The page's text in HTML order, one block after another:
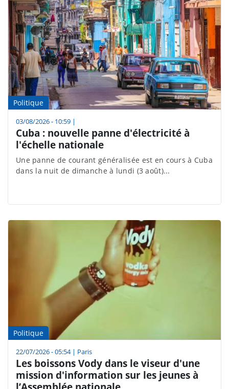
Politique
03/08/2026 - 10:59 |
Cuba : nouvelle panne d'électricité à
l'échelle nationale
Une panne de courant généralisée est en cours à Cuba
dans la nuit de dimanche à lundi (3 août)...
Politique
22/07/2026 - 05:54 | Paris
Les boissons Vody dans le viseur d'une
mission d'information sur les jeunes à